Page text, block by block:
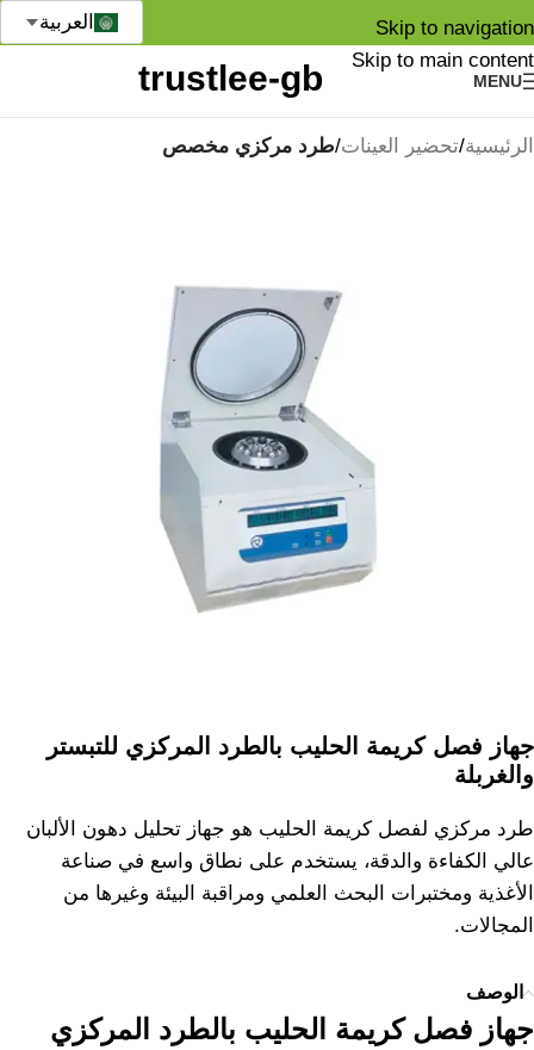
Skip to navigation
Skip to main content
MENU
العربية
الرئيسية تحضير العينات طرد مركزي مخصص
جهاز فصل كريمة الحليب بالطرد المركزي للتبستر
والغربلة
طرد مركزي لفصل كريمة الحليب هو جهاز تحليل دهون الألبان
عالي الكفاءة والدقة، يستخدم على نطاق واسع في صناعة
الأغذية ومختبرات البحث العلمي ومراقبة البيئة وغيرها من
المجالات.
الوصف
جهاز فصل كريمة الحليب بالطرد المركزي